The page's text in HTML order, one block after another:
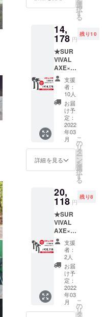
価格
【¥9,58
込・送
料無料)
↓↓↓
【15%
OFF!!!
】
↓↓↓
【mach
i-ya限定
価格】
【¥8,14
3】(税
込・送
料無料)
-----------
----- ※税
率は製
品本体
予定価
格に対
するも
ので
す。 ----
-----------
- 正当な
理由な
く刃物
を携帯
する行
為は、
銃砲刀
選
択
す
る
14,
178 円
残り10
★SUR
VIVAL
AXE×2
★【2本
セット
割】
¥14,178
(税込・
送料無
----------
一般販
売予定
価格
【¥19,1
料無料)
↓↓↓
【26%
OFF!!!
】
↓↓↓
【2本
セット
割】
【¥14,1
78】(税
込・送
料無料)
-----------
----- ※税
支援
者：
10人
お届
け予
定：
2022
年03
月
詳細を見る
こ
の
リ
タ
ー
ン
を
選
択
す
る
20,
118 円
残り8
★SUR
VIVAL
AXE×3
★【3本
セット
割】
¥20,118
(税込・
送料無
----------
一般販
売予定
支援
者：
2人
お届
け予
定：
2022
年03
月
こ
の
リ
タ